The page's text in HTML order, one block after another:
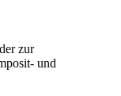
zur
und